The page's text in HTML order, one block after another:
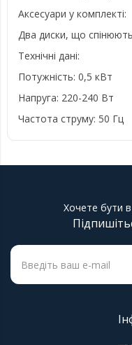
Аксесуари у комплекті:
Два диски, що
Технічні дані:
Потужність: 0,5 кВт
Напруга: 220-240 Вт
Частота струму: 50 Гц
Хочете бути в